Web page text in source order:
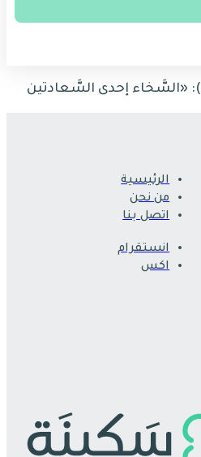
): «السَّخاء إحدى السَّعادتين
الرئيسية
من نحن
اتصل بنا
انستقرام
اكس